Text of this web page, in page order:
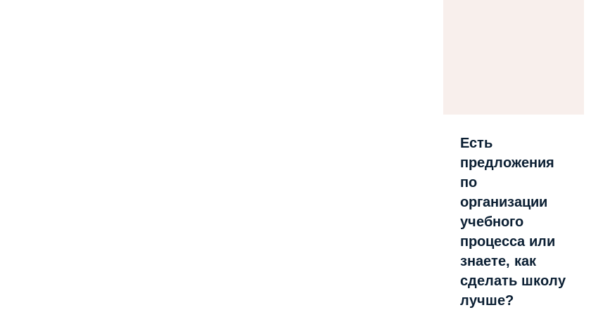
Есть
предложения
по
организации
учебного
процесса или
знаете, как
сделать школу
лучше?